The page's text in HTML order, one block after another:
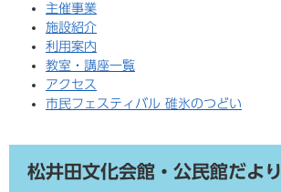
主催事業
施設紹介
利用案内
教室・講座一覧
アクセス
市民フェスティバル 碓氷のつどい
松井田文化会館・公民館だより